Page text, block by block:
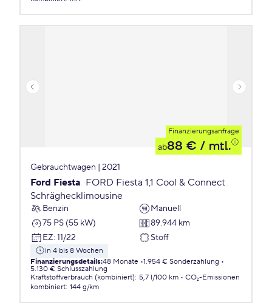
Finanzierungsanfrage
ab88 € / mtl.
Gebrauchtwagen | 2021
Ford Fiesta FORD Fiesta 1,1 Cool & Connect
Schräghecklimousine
Benzin
Manuell
75 PS (55 kW)
89.944 km
EZ: 11/22 Stoff
in 4 bis 8 Wochen
Finanzierungsdetails:48 Monate 1.954 € Sonderzahlung
5.130 € Schlusszahlung
Kraftstoffverbrauch (kombiniert): 5,7 l/100 km
CO₂-Emissionen
kombiniert: 144 g/km